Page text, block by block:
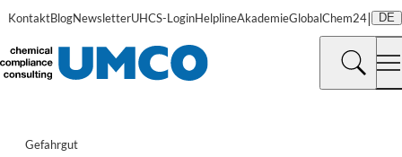
KontaktBlogNewsletterUHCS-LoginHelplineAkademieGlobalChem24| DE
Gefahrgut